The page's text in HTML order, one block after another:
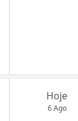
Hoje
6 Ago